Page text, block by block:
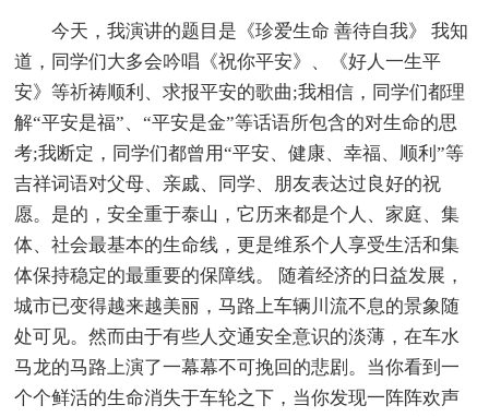
今天，我演讲的题目是《珍爱生命 善待自我》 我知
道，同学们大多会吟唱《祝你平安》、《好人一生平
安》等祈祷顺利、求报平安的歌曲;我相信，同学们都理
解“平安是福”、“平安是金”等话语所包含的对生命的思
考;我断定，同学们都曾用“平安、健康、幸福、顺利”等
吉祥词语对父母、亲戚、同学、朋友表达过良好的祝
愿。是的，安全重于泰山，它历来都是个人、家庭、集
体、社会最基本的生命线，更是维系个人享受生活和集
体保持稳定的最重要的保障线。 随着经济的日益发展，
城市已变得越来越美丽，马路上车辆川流不息的景象随
处可见。然而由于有些人交通安全意识的淡薄，在车水
马龙的马路上演了一幕幕不可挽回的悲剧。当你看到一
个个鲜活的生命消失于车轮之下，当你发现一阵阵欢声